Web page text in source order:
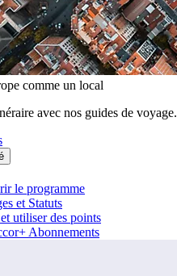
comme un local
avec nos guides de voyage.
le programme
et Statuts
utiliser des points
Abonnements